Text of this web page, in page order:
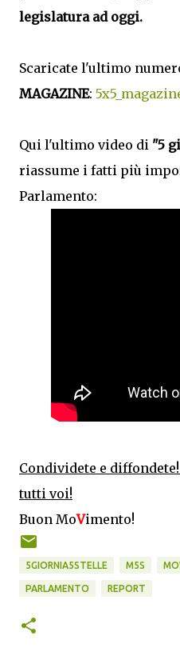
legislatura ad oggi.
Scaricate l'ultimo
MAGAZINE:
Qui l'ultimo video di "5
riassume i fatti più
Parlamento:
Condividete e
tutti voi!
Buon MoVimento!
5GIORNIA5STELLE M5S
PARLAMENTO REPORT